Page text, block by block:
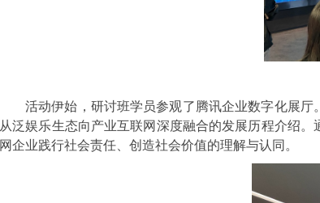
活动伊始，研讨班学员参观了腾讯企业数字化展
从泛娱乐生态向产业互联网深度融合的发展历程介绍
网企业践行社会责任、创造社会价值的理解与认同。